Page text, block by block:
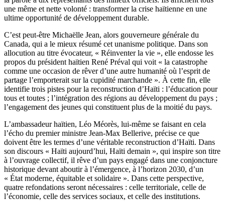
une même et nette volonté : transformer la crise haïtienne en une
ultime opportunité de développement durable.
C’est peut-être Michaëlle Jean, alors gouverneure générale du
Canada, qui a le mieux résumé cet unanisme politique. Dans son
allocution au titre évocateur, « Réinventer la vie », elle endosse les
propos du président haïtien René Préval qui voit « la catastrophe
comme une occasion de rêver d’une autre humanité où l’esprit de
partage l’emporterait sur la cupidité marchande ». À cette fin, elle
identifie trois pistes pour la reconstruction d’Haïti : l’éducation pour
tous et toutes ; l’intégration des régions au développement du pays ;
l’engagement des jeunes qui constituent plus de la moitié du pays.
L’ambassadeur haïtien, Léo Méorès, lui-même se faisant en cela
l’écho du premier ministre Jean-Max Bellerive, précise ce que
doivent être les termes d’une véritable reconstruction d’Haïti. Dans
son discours « Haïti aujourd’hui, Haïti demain », qui inspire son titre
à l’ouvrage collectif, il rêve d’un pays engagé dans une conjoncture
historique devant aboutir à l’émergence, à l’horizon 2030, d’un
« État moderne, équitable et solidaire ». Dans cette perspective,
quatre refondations seront nécessaires : celle territoriale, celle de
l’économie, celle des services sociaux, et celle des institutions.